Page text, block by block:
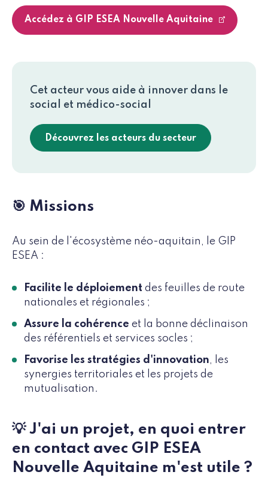
Accédez à GIP ESEA Nouvelle Aquitaine
Cet acteur vous aide à innover dans le
social et médico-social
Découvrez les acteurs du secteur
🎯 Missions
Au sein de l'écosystème néo-aquitain, le GIP
ESEA :
Facilite le déploiement des feuilles de route
nationales et régionales ;
Assure la cohérence et la bonne déclinaison
des référentiels et services socles ;
Favorise les stratégies d'innovation, les
synergies territoriales et les projets de
mutualisation.
💡 J'ai un projet, en quoi entrer
en contact avec GIP ESEA
Nouvelle Aquitaine m'est utile ?